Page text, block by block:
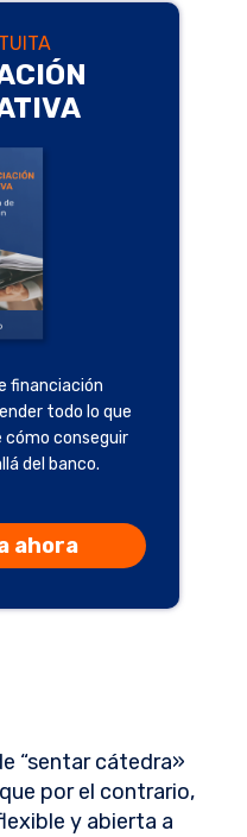
financiación
todo lo que
cómo conseguir
del banco.
ahora
“sentar cátedra»
por el contrario,
y abierta a